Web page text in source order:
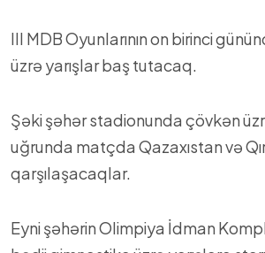
III MDB Oyunlarının on birinci
üzrə yarışlar baş tutacaq.
Şəki şəhər stadionunda çövkən
uğrunda matçda Qazaxıstan və
qarşılaşacaqlar.
Eyni şəhərin Olimpiya İdman